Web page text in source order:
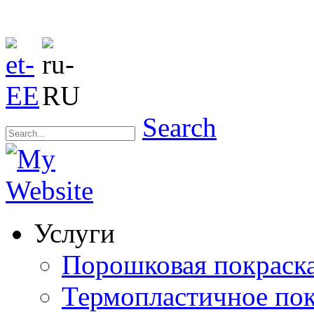
Search
Услуги
Порошковая
Термопластичное